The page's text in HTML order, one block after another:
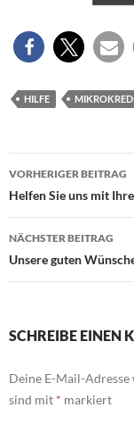
HILFE
VORHERIGER BEITRAG
Helfen Sie uns mit
NÄCHSTER BEITRAG
Unsere guten
SCHREIBE EINEN
Deine E-Mail-
sind mit * markiert